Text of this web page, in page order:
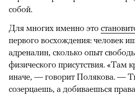
собой.
Для многих именно это
первого восхождения: человек
адреналин, сколько опыт
физического присутствия. «Там
иначе, — говорит Полякова. —
созерцаешь, а добиваешься